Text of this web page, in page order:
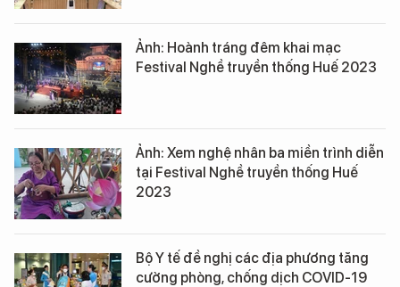
Ảnh: Hoành tráng đêm khai mạc
Festival Nghề truyền thống Huế 2023
Ảnh: Xem nghệ nhân ba miền trình diễn
tại Festival Nghề truyền thống Huế
2023
Bộ Y tế đề nghị các địa phương tăng
cường phòng, chống dịch COVID-19